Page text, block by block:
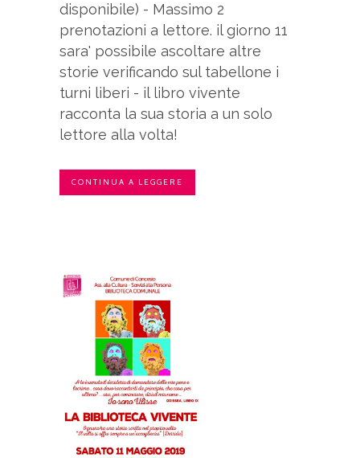
disponibile) - Massimo 2
prenotazioni a lettore. il giorno 11
sara' possibile ascoltare altre
storie verificando sul tabellone i
turni liberi - il libro vivente
racconta la sua storia a un solo
lettore alla volta!
CONTINUA A LEGGERE